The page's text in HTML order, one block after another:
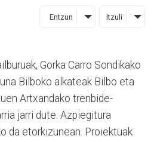
Entzun Itzuli
Gorka Carro Sondikako
Bilboko alkateak Bilbo eta
Artxandako trenbide-
jarri dute. Azpiegitura
da etorkizunean. Proiektuak